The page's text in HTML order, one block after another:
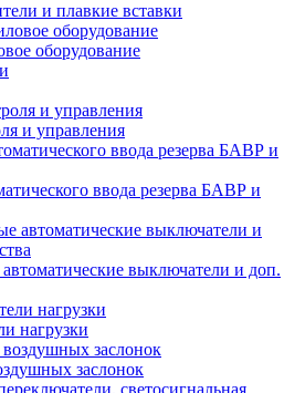
и плавкие вставки
оборудование
и управления
ввода резерва БАВР и
выключатели и доп.
нагрузки
заслонок